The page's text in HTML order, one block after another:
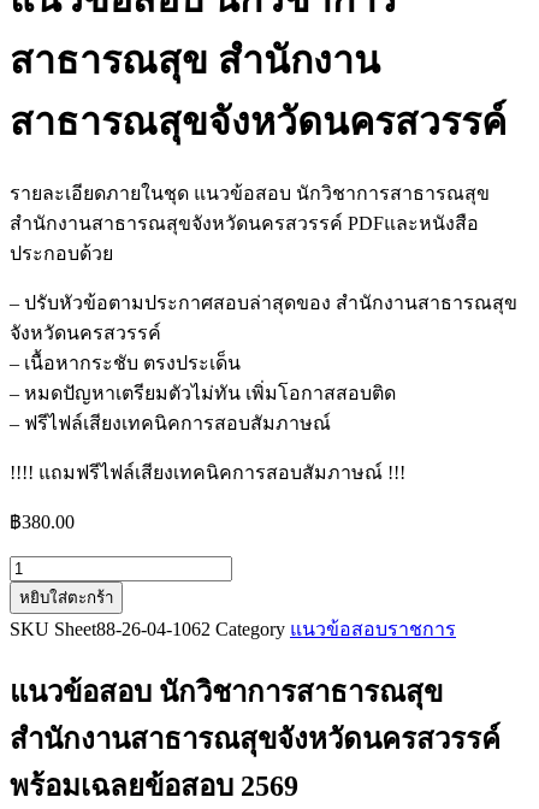
สาธารณสุข สำนักงาน
สาธารณสุขจังหวัดนครสวรรค์
รายละเอียดภายในชุด แนวข้อสอบ นักวิชาการสาธารณสุข
สำนักงานสาธารณสุขจังหวัดนครสวรรค์ PDFและหนังสือ
ประกอบด้วย
– ปรับหัวข้อตามประกาศสอบล่าสุดของ สำนักงานสาธารณสุข
จังหวัดนครสวรรค์
– เนื้อหากระชับ ตรงประเด็น
– หมดปัญหาเตรียมตัวไม่ทัน เพิ่มโอกาสสอบติด
– ฟรีไฟล์เสียงเทคนิคการสอบสัมภาษณ์
!!!! แถมฟรีไฟล์เสียงเทคนิคการสอบสัมภาษณ์ !!!
฿380.00
จำนวน
แนว
ข้อสอบ
วิชาการ
สาธารณสุข
สำนักงาน
สาธารณสุข
หยิบใส่ตะกร้า
SKU Sheet88-26-04-1062 Category แนวข้อสอบราชการ
แนวข้อสอบ นักวิชาการสาธารณสุข
สำนักงานสาธารณสุขจังหวัดนครสวรรค์
พร้อมเฉลยข้อสอบ 2569